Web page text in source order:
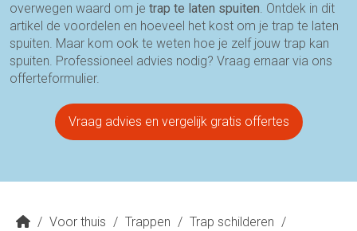
overwegen waard om je trap te laten spuiten. Ontdek in dit
artikel de voordelen en hoeveel het kost om je trap te laten
spuiten. Maar kom ook te weten hoe je zelf jouw trap kan
spuiten. Professioneel advies nodig? Vraag ernaar via ons
offerteformulier.
Vraag advies en vergelijk gratis offertes
/ Voor thuis / Trappen / Trap schilderen /